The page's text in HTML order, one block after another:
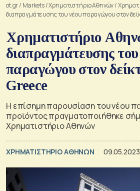
ot.gr/ Markets/Xρηματιστήριο Αθηνών/
διαπραγμάτευσης του νέου παραγώγου στον
Χρηματιστήριο
διαπραγμάτευσης του
παραγώγου στον
Greece
H επίσημη παρουσίαση του νέου
προϊόντος πραγματοποιήθηκε
Χρηματιστήριο Αθηνών
XΡΗΜΑΤΙΣΤΗΡΙΟ ΑΘΗΝΩΝ